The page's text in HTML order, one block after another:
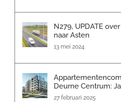
N279, UPDATE
naar Asten
13 mei 2024
Deurne Centrum:
27 februari 2025